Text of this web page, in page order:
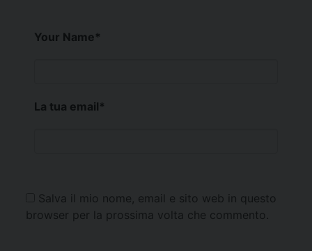
Your Name*
La tua email*
Salva il mio nome, email e sito web in questo
browser per la prossima volta che commento.